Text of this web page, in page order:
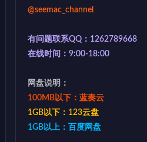
@seemac_channel
有问题联系QQ：1262789668
在线时间：9:00-18:00
网盘说明：
100MB以下：蓝奏云
1GB以下：123云盘
1GB以上：百度网盘